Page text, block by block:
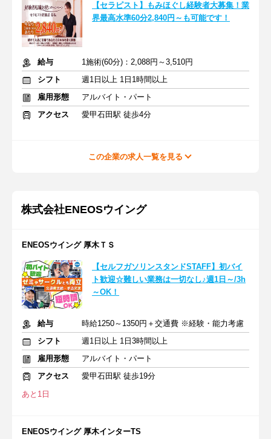
【セラピスト】もみほぐし経験者大募集！業
界最高水準60分2,840円～も可能です！
給与
1施術(60分)：2,088円～3,510円
シフト
週1日以上 1日1時間以上
雇用形態
アルバイト・パート
アクセス
愛甲石田駅 徒歩4分
この企業の求人一覧を見る
株式会社ENEOSウイング
ENEOSウイング 厚木ＴＳ
【セルフガソリンスタンドSTAFF】初バイ
ト歓迎☆難しい業務は一切なし♪週1日～/3h
～OK！
給与
時給1250～1350円＋交通費 ※経験・能力考慮
シフト
週1日以上 1日3時間以上
雇用形態
アルバイト・パート
アクセス
愛甲石田駅 徒歩19分
あと1日
ENEOSウイング 厚木インターTS